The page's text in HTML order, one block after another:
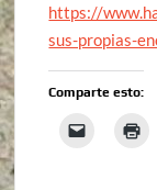
https://
sus-propias-
Comparte esto: